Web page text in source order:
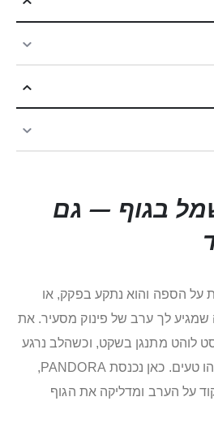
בגוף — גם
על הספה והוא נתקע בפקק, או
שמגיע לך ערב של פינוק מסעיר. את
לוהט מתנגן בשקט, וכשהלב נרגע
— הגוף לוחש: תני לי משהו טעים. כאן נכנסת PANDORA,
על הערב ומדליקה את הגוף